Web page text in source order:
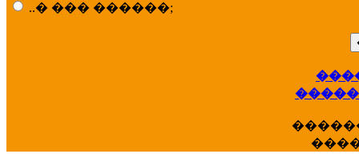
..� ��� ������;